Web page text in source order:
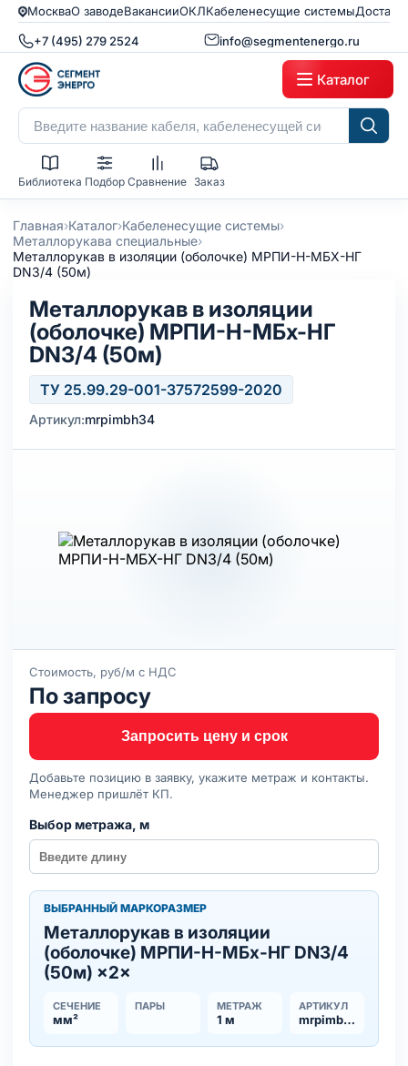
МоскваО заводеВакансииОКЛКабеленесущие системы
+7 (495) 279 2524 info@segmentenergo.ru
Каталог
Библиотека Подбор Сравнение Заказ
Главная›Каталог›Кабеленесущие системы›
Металлорукава специальные›
Металлорукав в изоляции (оболочке) МРПИ-Н-МБХ-НГ
DN3/4 (50м)
Металлорукав в изоляции
(оболочке) МРПИ-Н-МБx-НГ
DN3/4 (50м)
ТУ 25.99.29-001-37572599-2020
Артикул:mrpimbh34
Стоимость, руб/м с НДС
По запросу
Запросить цену и срок
Добавьте позицию в заявку, укажите метраж и контакты.
Менеджер пришлёт КП.
Выбор метража, м
ВЫБРАННЫЙ МАРКОРАЗМЕР
Металлорукав в изоляции
(оболочке) МРПИ-Н-МБx-НГ DN3/4
(50м) ×2×
СЕЧЕНИЕ
мм²
ПАРЫ МЕТРАЖ
1 м
АРТИКУЛ
mrpimbh34